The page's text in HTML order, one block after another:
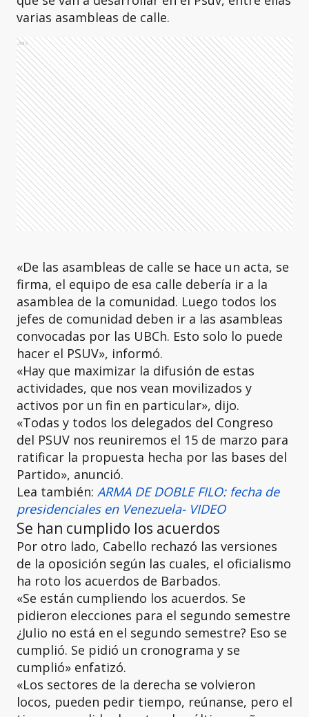
varias asambleas de calle.
Ads
«De las asambleas de calle se hace un acta, se
firma, el equipo de esa calle debería ir a la
asamblea de la comunidad. Luego todos los
jefes de comunidad deben ir a las asambleas
convocadas por las UBCh. Esto solo lo puede
hacer el PSUV», informó.
«Hay que maximizar la difusión de estas
actividades, que nos vean movilizados y
activos por un fin en particular», dijo.
«Todas y todos los delegados del Congreso
del PSUV nos reuniremos el 15 de marzo para
ratificar la propuesta hecha por las bases del
Partido», anunció.
Lea también: ARMA DE DOBLE FILO: fecha de
presidenciales en Venezuela- VIDEO
Se han cumplido los acuerdos
Por otro lado, Cabello rechazó las versiones
de la oposición según las cuales, el oficialismo
ha roto los acuerdos de Barbados.
«Se están cumpliendo los acuerdos. Se
pidieron elecciones para el segundo semestre
¿Julio no está en el segundo semestre? Eso se
cumplió. Se pidió un cronograma y se
cumplió» enfatizó.
«Los sectores de la derecha se volvieron
locos, pueden pedir tiempo, reúnanse, pero el